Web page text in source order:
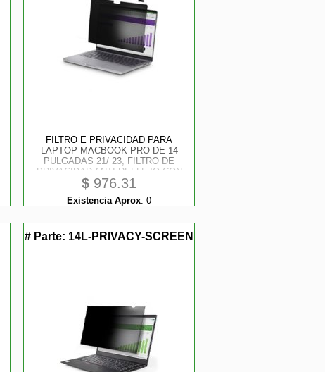
FILTRO E PRIVACIDAD PARA
LAPTOP MACBOOK PRO DE 14
PULGADAS 21/ 23, FILTRO DE
PRIVACIDAD ANTI-REFLEJO CON
REDUCCIÓN DEL 51% DE LUZ
AZUL STARTECH
$ 976.31
Existencia Aprox: 0
# Parte: 14L-PRIVACY-SCREEN